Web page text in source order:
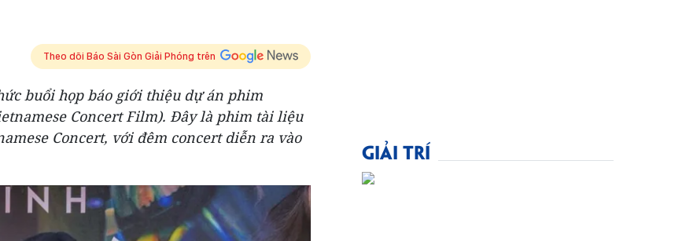
Theo dõi Báo Sài Gòn Giải Phóng trên
buổi họp báo giới thiệu dự án phim
Concert Film). Đây là phim tài liệu
Concert, với đêm concert diễn ra vào
GIẢI TRÍ